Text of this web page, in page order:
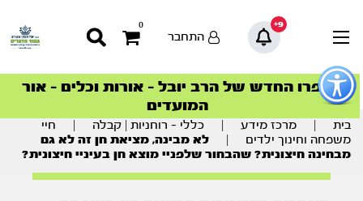
כפתור
לפתיחת
תפריט
9+
0
התחבר
סדרות הפודקאסטים
הסדרה המובילה החודש – דרך המלך
ספרו החדש של הרב יובל – אורות וכלים – אור
המועדים
הצטרפו למהפכת הבריאות הטבעית >
סדרות הפודקאסטים
הסדרה המובילה החודש – דרך המלך
בית מרכז מידע כללי - רוחניות | קבלה
חיי
משפחה וחינוך ילדים
לא מבינה, מציאת חן זה לא גם
מבחינה חיצונית? שהבחור שלפניי מוצא חן בעיניי חיצונית?